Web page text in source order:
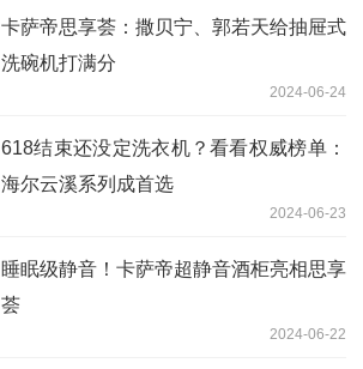
卡萨帝思享荟：撒贝宁、郭若天给抽屉式
洗碗机打满分
2024-06-24
618结束还没定洗衣机？看看权威榜单：
海尔云溪系列成首选
2024-06-23
睡眠级静音！卡萨帝超静音酒柜亮相思享
荟
2024-06-22